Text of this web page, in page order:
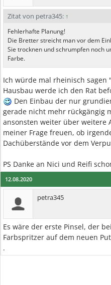
Zitat von petra345: ↑
Fehlerhafte Planung!
Die Bretter streicht man vor dem
Sie trocknen und schrumpfen noch
Farbe.
Ich würde mal rheinisch sagen
Hausbau werde ich den Rat
Den Einbau der nur
gerade nicht mehr rückgängig
ansonsten weiter über weitere
meiner Frage freuen, ob
Dachüberstände vor dem
PS Danke an Nici und Reifi
12.08.2020
petra345
Es wäre der erste Pinsel, der
Farbspritzer auf dem neuen
.